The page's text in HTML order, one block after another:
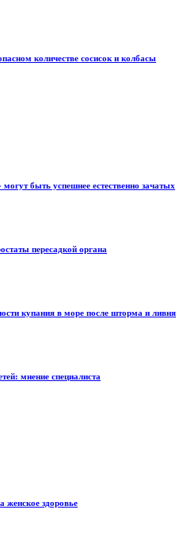
количестве сосисок и колбасы
быть успешнее естественно зачатых
пересадкой органа
купания в море после шторма и ливня
мнение специалиста
женское здоровье